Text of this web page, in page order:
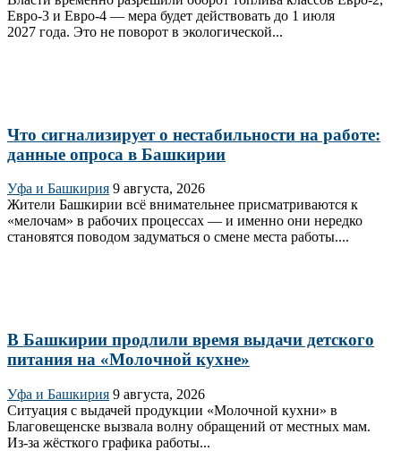
Евро‑3 и Евро‑4 — мера будет действовать до 1 июля
2027 года. Это не поворот в экологической...
Что сигнализирует о нестабильности на работе:
данные опроса в Башкирии
Уфа и Башкирия 9 августа, 2026
Жители Башкирии всё внимательнее присматриваются к
«мелочам» в рабочих процессах — и именно они нередко
становятся поводом задуматься о смене места работы....
В Башкирии продлили время выдачи детского
питания на «Молочной кухне»
Уфа и Башкирия 9 августа, 2026
Ситуация с выдачей продукции «Молочной кухни» в
Благовещенске вызвала волну обращений от местных мам.
Из‑за жёсткого графика работы...